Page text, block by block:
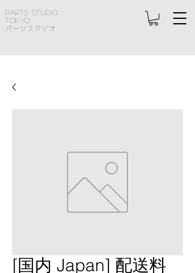
PARTS STUDIO
TOKYO
パーツスタジオ
[国内 Japan] 配送料 ​​​​